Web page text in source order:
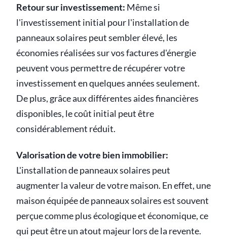
Retour sur investissement: Même si
l'investissement initial pour l'installation de
panneaux solaires peut sembler élevé, les
économies réalisées sur vos factures d'énergie
peuvent vous permettre de récupérer votre
investissement en quelques années seulement.
De plus, grâce aux différentes aides financières
disponibles, le coût initial peut être
considérablement réduit.
Valorisation de votre bien immobilier:
L'installation de panneaux solaires peut
augmenter la valeur de votre maison. En effet, une
maison équipée de panneaux solaires est souvent
perçue comme plus écologique et économique, ce
qui peut être un atout majeur lors de la revente.